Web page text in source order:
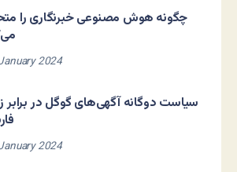
چگونه هوش مصنوعی خبرنگاری را
2024
سیاست دوگانه آگهی‌های گوگل در برابر
2024